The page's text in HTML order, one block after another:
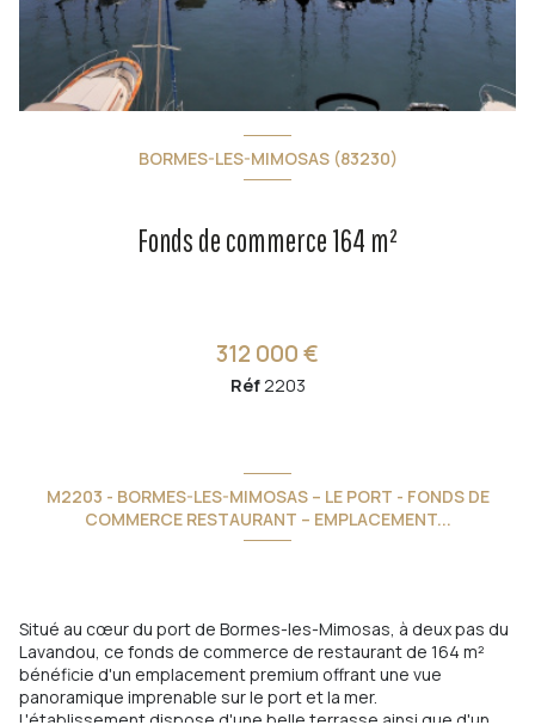
BORMES-LES-MIMOSAS (83230)
Fonds de commerce 164 m²
312 000 €
Réf2203
M2203 - BORMES-LES-MIMOSAS – LE PORT - FONDS DE
COMMERCE RESTAURANT – EMPLACEMENT...
Situé au cœur du port de Bormes-les-Mimosas, à deux pas du
Lavandou, ce fonds de commerce de restaurant de 164 m²
bénéficie d'un emplacement premium offrant une vue
panoramique imprenable sur le port et la mer.
L'établissement dispose d'une belle terrasse ainsi que d'un